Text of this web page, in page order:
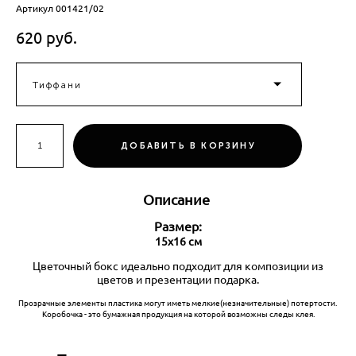
Артикул 001421/02
620 pуб.
Тиффани
ДОБАВИТЬ В КОРЗИНУ
Описание
Размер:
15x16 см
Цветочный бокс идеально подходит для композиции из
цветов и презентации подарка.
Прозрачные элементы пластика могут иметь мелкие(незначительные) потертости.
Коробочка - это бумажная продукция на которой возможны следы клея.